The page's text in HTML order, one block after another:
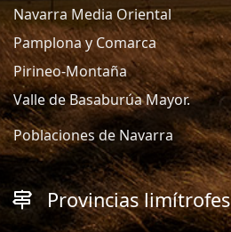
Navarra Media Oriental
Pamplona y Comarca
Pirineo-Montaña
Valle de Basaburúa Mayor.
Poblaciones de Navarra
Provincias limítrofes